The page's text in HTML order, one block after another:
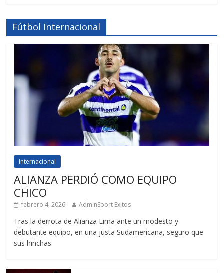
Fútbol Internacional
Internacional
ALIANZA PERDIÓ COMO EQUIPO
CHICO
febrero 4, 2026 AdminSport Exitos
Tras la derrota de Alianza Lima ante un modesto y
debutante equipo, en una justa Sudamericana, seguro que
sus hinchas